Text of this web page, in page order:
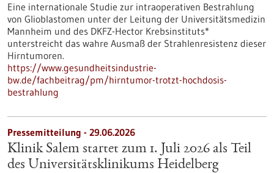
Eine internationale Studie zur intraoperativen Bestrahlung
von Glioblastomen unter der Leitung der Universitätsmedizin
Mannheim und des DKFZ-Hector Krebsinstituts*
unterstreicht das wahre Ausmaß der Strahlenresistenz dieser
Hirntumoren.
https://www.gesundheitsindustrie-
bw.de/fachbeitrag/pm/hirntumor-trotzt-hochdosis-
bestrahlung
Pressemitteilung - 29.06.2026
Klinik Salem startet zum 1. Juli 2026 als Teil
des Universitätsklinikums Heidelberg